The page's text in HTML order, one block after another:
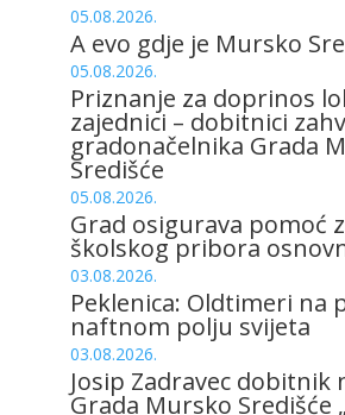
05.08.2026.
A evo gdje je Mursko
05.08.2026.
Priznanje za doprinos
zajednici – dobitnici
gradonačelnika Grada
Središće
05.08.2026.
Grad osigurava pomoć
školskog pribora
03.08.2026.
Peklenica: Oldtimeri na
naftnom polju svijeta
03.08.2026.
Josip Zadravec dobitnik
Grada Mursko Središće